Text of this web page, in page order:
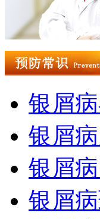
银屑
银屑
银屑
银屑